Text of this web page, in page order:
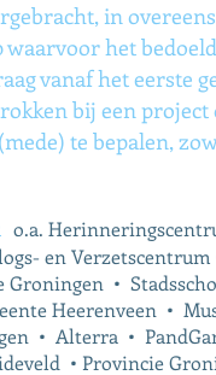
in
waarvoor het
vanaf het eerste
bij een project
te bepalen,
o.a.
en
Groningen •
Heerenveen •
• Alterra •
• Provincie